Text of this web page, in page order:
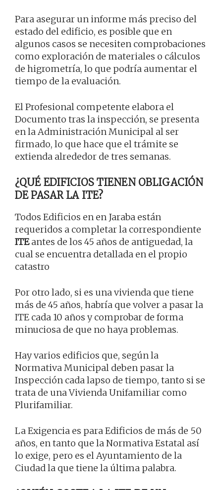
Para asegurar un informe más preciso del
estado del edificio, es posible que en
algunos casos se necesiten comprobaciones
como exploración de materiales o cálculos
de higrometría, lo que podría aumentar el
tiempo de la evaluación.
El Profesional competente elabora el
Documento tras la inspección, se presenta
en la Administración Municipal al ser
firmado, lo que hace que el trámite se
extienda alrededor de tres semanas.
¿QUÉ EDIFICIOS TIENEN OBLIGACIÓN
DE PASAR LA ITE?
Todos Edificios en en Jaraba están
requeridos a completar la correspondiente
ITEantes de los 45 años de antiguedad, la
cual se encuentra detallada en el propio
catastro
Por otro lado, si es una vivienda que tiene
más de 45 años, habría que volver a pasar la
ITE cada 10 años y comprobar de forma
minuciosa de que no haya problemas.
Hay varios edificios que, según la
Normativa Municipal deben pasar la
Inspección cada lapso de tiempo, tanto si se
trata de una Vivienda Unifamiliar como
Plurifamiliar.
La Exigencia es para Edificios de más de 50
años, en tanto que la Normativa Estatal así
lo exige, pero es el Ayuntamiento de la
Ciudad la que tiene la última palabra.